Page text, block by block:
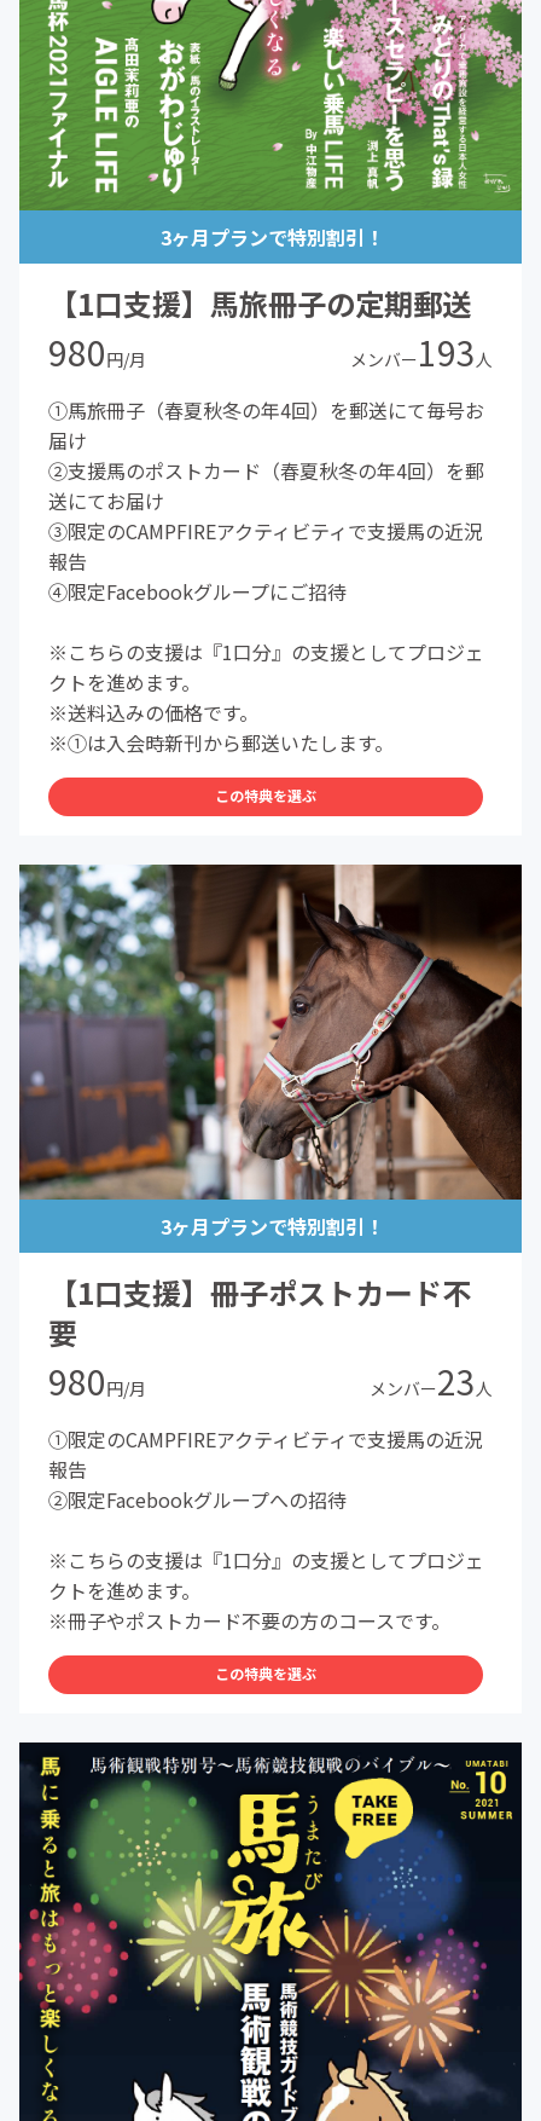
3ヶ月プランで特別割引！
【1口支援】馬旅冊子の定期郵送
980円/月 メンバー193 人
①馬旅冊子（春夏秋冬の年4回）を郵送にて毎号お
届け
②支援馬のポストカード（春夏秋冬の年4回）を郵
送にてお届け
③限定のCAMPFIREアクティビティで支援馬の近況
報告
④限定Facebookグループにご招待
※こちらの支援は『1口分』の支援としてプロジェ
クトを進めます。
※送料込みの価格です。
※①は入会時新刊から郵送いたします。
この特典を選ぶ
3ヶ月プランで特別割引！
【1口支援】冊子ポストカード不
要
980円/月 メンバー23 人
①限定のCAMPFIREアクティビティで支援馬の近況
報告
②限定Facebookグループへの招待
※こちらの支援は『1口分』の支援としてプロジェ
クトを進めます。
※冊子やポストカード不要の方のコースです。
この特典を選ぶ